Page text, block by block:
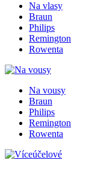
Na vlasy
Braun
Philips
Remington
Rowenta
Na vousy
Braun
Philips
Remington
Rowenta